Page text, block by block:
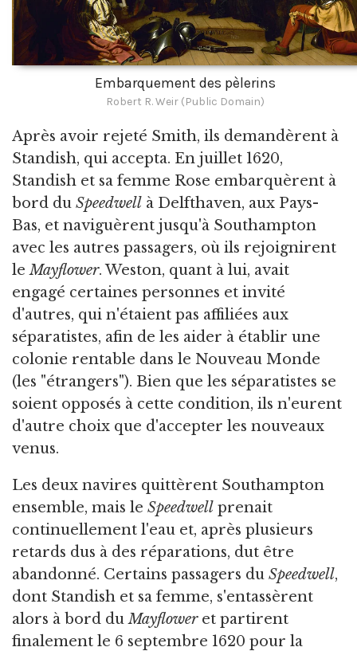
Embarquement des pèlerins
Robert R. Weir (Public Domain)
Après avoir rejeté Smith, ils demandèrent à
Standish, qui accepta. En juillet 1620,
Standish et sa femme Rose embarquèrent à
bord du Speedwell à Delfthaven, aux Pays-
Bas, et naviguèrent jusqu'à Southampton
avec les autres passagers, où ils rejoignirent
leMayflower. Weston, quant à lui, avait
engagé certaines personnes et invité
d'autres, qui n'étaient pas affiliées aux
séparatistes, afin de les aider à établir une
colonie rentable dans le Nouveau Monde
(les "étrangers"). Bien que les séparatistes se
soient opposés à cette condition, ils n'eurent
d'autre choix que d'accepter les nouveaux
venus.
Les deux navires quittèrent Southampton
ensemble, mais le Speedwell prenait
continuellement l'eau et, après plusieurs
retards dus à des réparations, dut être
abandonné. Certains passagers du Speedwell,
dont Standish et sa femme, s'entassèrent
alors à bord duMayfloweret partirent
finalement le 6 septembre 1620 pour la